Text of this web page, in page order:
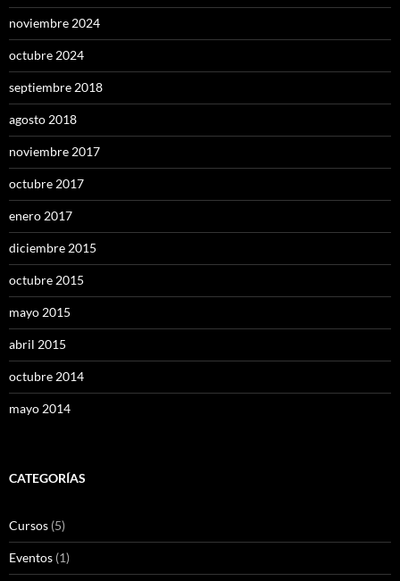
noviembre 2024
octubre 2024
septiembre 2018
agosto 2018
noviembre 2017
octubre 2017
enero 2017
diciembre 2015
octubre 2015
mayo 2015
abril 2015
octubre 2014
mayo 2014
CATEGORÍAS
Cursos (5)
Eventos (1)